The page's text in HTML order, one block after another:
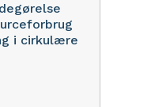
og minder for
i cirkulære